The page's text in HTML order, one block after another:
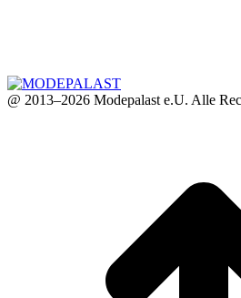
@ 2013–2026 Modepalast e.U. Alle